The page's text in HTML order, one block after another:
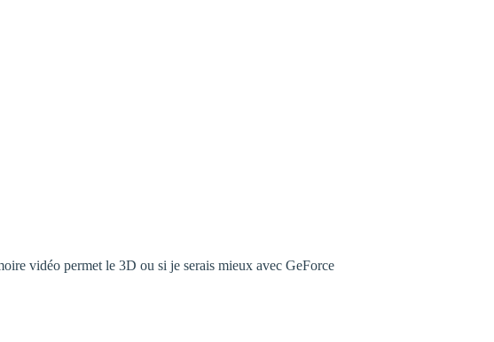
vidéo permet le 3D ou si je serais mieux avec GeForce